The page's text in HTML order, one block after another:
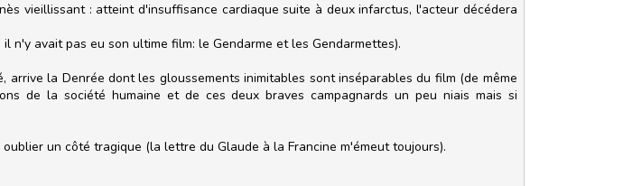
vieillissant : atteint d'insuffisance cardiaque suite à deux infarctus, l'acteur décédera
avait pas eu son ultime film: le Gendarme et les Gendarmettes).
la Denrée dont les gloussements inimitables sont inséparables du film (de même
de la société humaine et de ces deux braves campagnards un peu niais mais si
un côté tragique (la lettre du Glaude à la Francine m'émeut toujours).